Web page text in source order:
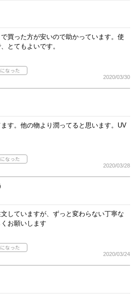
買った方が安いので助かっています。使
とてもよいです。
2020/03/30
す。他の物より潤ってると思います。UV
2020/03/28
していますが、ずっと変わらない丁寧な
お願いします
2020/03/24